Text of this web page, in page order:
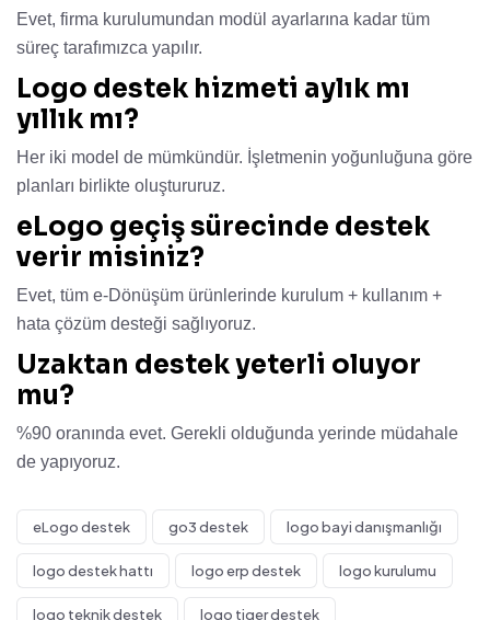
Evet, firma kurulumundan modül ayarlarına kadar tüm
süreç tarafımızca yapılır.
Logo destek hizmeti aylık mı
yıllık mı?
Her iki model de mümkündür. İşletmenin yoğunluğuna göre
planları birlikte oluştururuz.
eLogo geçiş sürecinde destek
verir misiniz?
Evet, tüm e-Dönüşüm ürünlerinde kurulum + kullanım +
hata çözüm desteği sağlıyoruz.
Uzaktan destek yeterli oluyor
mu?
%90 oranında evet. Gerekli olduğunda yerinde müdahale
de yapıyoruz.
eLogo destek go3 destek logo bayi danışmanlığı
logo destek hattı logo erp destek logo kurulumu
logo teknik destek logo tiger destek